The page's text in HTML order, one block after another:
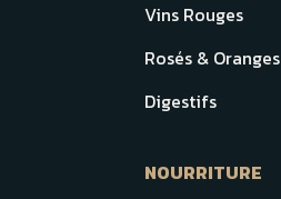
Vins Rouges
Rosés & Oranges
Digestifs
NOURRITURE